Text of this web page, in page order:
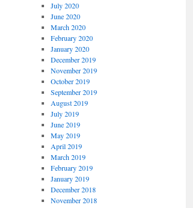
July 2020
June 2020
March 2020
February 2020
January 2020
December 2019
November 2019
October 2019
September 2019
August 2019
July 2019
June 2019
May 2019
April 2019
March 2019
February 2019
January 2019
December 2018
November 2018